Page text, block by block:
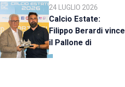
24 LUGLIO 2026
Calcio Estate:
Filippo Berardi vince
il Pallone di
Cristallo, al Tre Fiori